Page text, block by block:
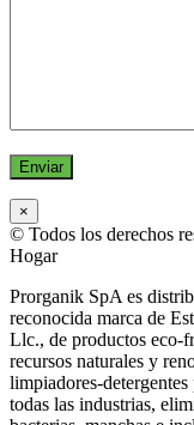
×
© Todos los derechos
Hogar
Prorganik SpA es
reconocida marca de
Llc., de productos eco-
recursos naturales y
limpiadores-
todas las industrias,